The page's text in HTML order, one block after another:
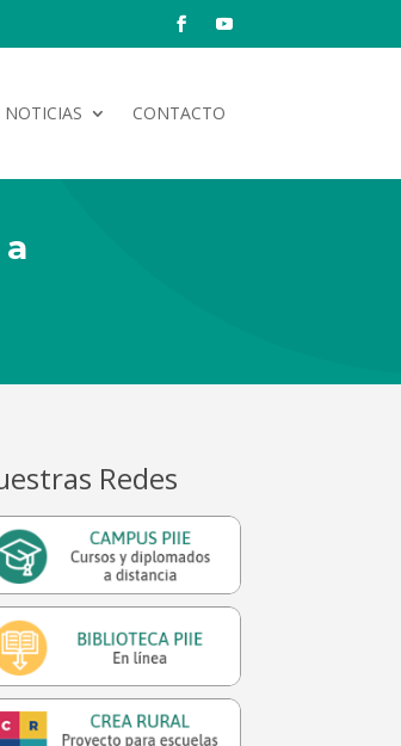
NOTICIAS CONTACTO
Redes